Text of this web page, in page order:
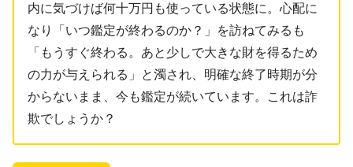
内に気づけば何十万円も使っている状態に。心配に
なり「いつ鑑定が終わるのか？」を訪ねてみるも
「もうすぐ終わる。あと少しで大きな財を得るため
の力が与えられる」と濁され、明確な終了時期が分
からないまま、今も鑑定が続いています。これは詐
欺でしょうか？